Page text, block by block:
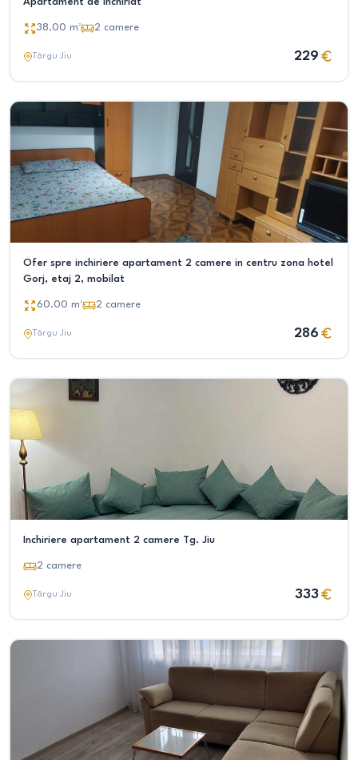
38.00 m² 2 camere
Târgu Jiu 229
Ofer spre inchiriere apartament 2 camere in centru zona hotel
Gorj, etaj 2, mobilat
60.00 m² 2 camere
Târgu Jiu 286
Inchiriere apartament 2 camere Tg. Jiu
2 camere
Târgu Jiu 333